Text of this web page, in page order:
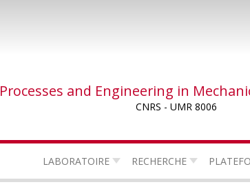
Processes and Engineering in
CNRS - UMR 8006
LABORATOIRE RECHERCHE